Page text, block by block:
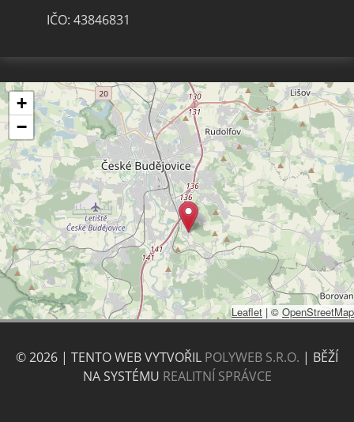
IČO: 43846831
+
−
Leaflet | © OpenStreetMap
© 2026 | TENTO WEB VYTVOŘIL POLYWEB S.R.O. | BĚŽÍ
NA SYSTÉMU REALITNÍ SPRÁVCE